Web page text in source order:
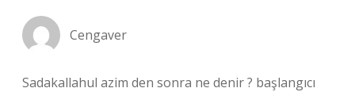
Cengaver
Sadakallahul azim den sonra ne denir ? başlangıcı